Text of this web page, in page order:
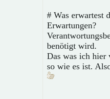
# Was erwartest
Erwartungen?
benötigt wird.
Das was ich hier
so wie es ist.